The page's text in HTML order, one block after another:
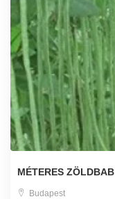
MÉTERES ZÖLDBAB
Budapest